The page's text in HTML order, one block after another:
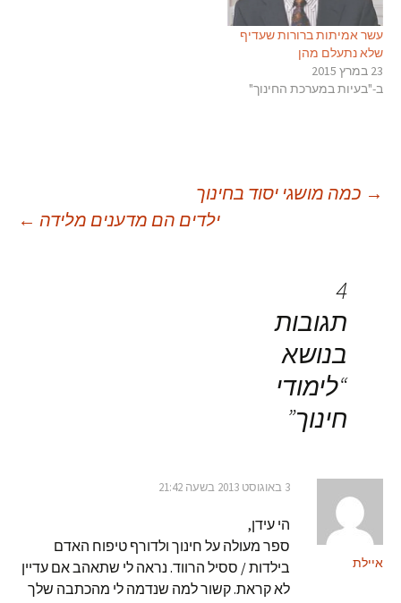
עשר אמיתות ברורות שעדיף
שלא נתעלם מהן
23 במרץ 2015
ב-"בעיות במערכת החינוך"
ניווט
→ כמה מושגי יסוד בחינוך
ילדים הם מדענים מלידה ←
4
תגובות
בנושא
“לימודי
חינוך”
איילת
3 באוגוסט 2013 בשעה 21:42
הי עידן,
ספר מעולה על חינוך ולדורף טיפוח האדם
בילדות / ססיל הרווד. נראה לי שתאהב אם עדיין
לא קראת. קשור למה שנדמה לי מהכתבה שלך